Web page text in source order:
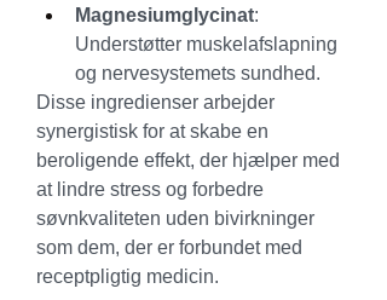
Magnesiumglycinat:
Understøtter muskelafslapning
og nervesystemets sundhed.
Disse ingredienser arbejder
synergistisk for at skabe en
beroligende effekt, der hjælper med
at lindre stress og forbedre
søvnkvaliteten uden bivirkninger
som dem, der er forbundet med
receptpligtig medicin.